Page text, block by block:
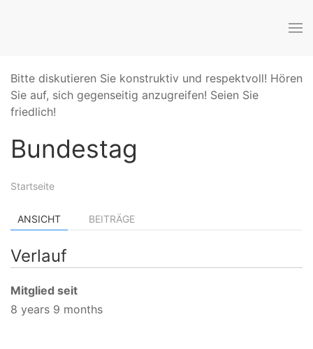
Bitte diskutieren Sie konstruktiv und respektvoll! Hören
Sie auf, sich gegenseitig anzugreifen! Seien Sie
friedlich!
Bundestag
Startseite
ANSICHT BEITRÄGE
Verlauf
Mitglied seit
8 years 9 months